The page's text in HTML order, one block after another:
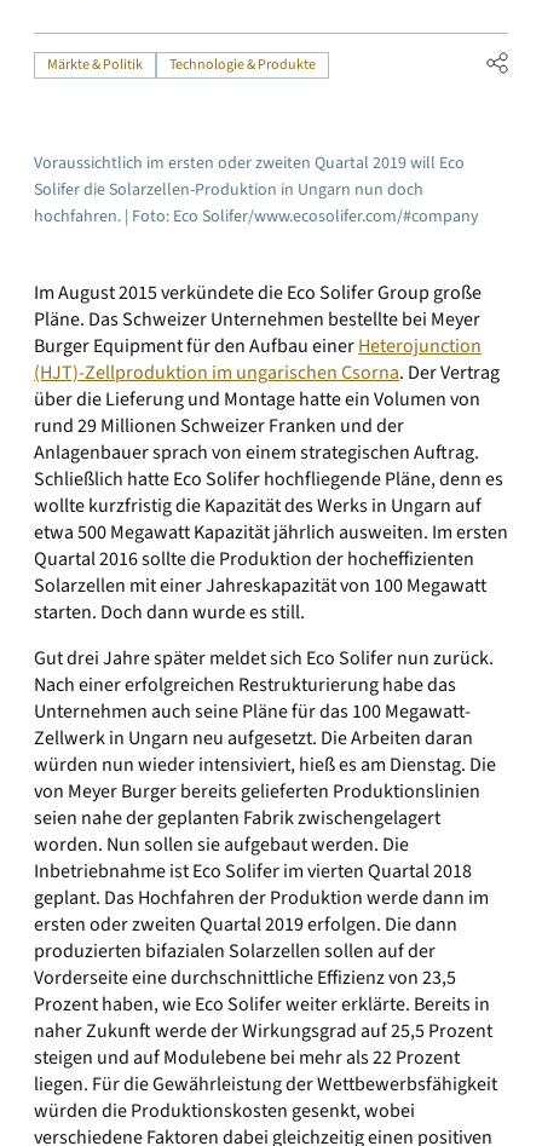
Märkte & Politik Technologie & Produkte
Voraussichtlich im ersten oder zweiten Quartal 2019 will Eco
Solifer die Solarzellen-Produktion in Ungarn nun doch
hochfahren. | Foto: Eco Solifer/www.ecosolifer.com/#company
Im August 2015 verkündete die Eco Solifer Group große
Pläne. Das Schweizer Unternehmen bestellte bei Meyer
Burger Equipment für den Aufbau einerHeterojunction
(HJT)-Zellproduktion im ungarischen Csorna. Der Vertrag
über die Lieferung und Montage hatte ein Volumen von
rund 29 Millionen Schweizer Franken und der
Anlagenbauer sprach von einem strategischen Auftrag.
Schließlich hatte Eco Solifer hochfliegende Pläne, denn es
wollte kurzfristig die Kapazität des Werks in Ungarn auf
etwa 500 Megawatt Kapazität jährlich ausweiten. Im ersten
Quartal 2016 sollte die Produktion der hocheffizienten
Solarzellen mit einer Jahreskapazität von 100 Megawatt
starten. Doch dann wurde es still.
Gut drei Jahre später meldet sich Eco Solifer nun zurück.
Nach einer erfolgreichen Restrukturierung habe das
Unternehmen auch seine Pläne für das 100 Megawatt-
Zellwerk in Ungarn neu aufgesetzt. Die Arbeiten daran
würden nun wieder intensiviert, hieß es am Dienstag. Die
von Meyer Burger bereits gelieferten Produktionslinien
seien nahe der geplanten Fabrik zwischengelagert
worden. Nun sollen sie aufgebaut werden. Die
Inbetriebnahme ist Eco Solifer im vierten Quartal 2018
geplant. Das Hochfahren der Produktion werde dann im
ersten oder zweiten Quartal 2019 erfolgen. Die dann
produzierten bifazialen Solarzellen sollen auf der
Vorderseite eine durchschnittliche Effizienz von 23,5
Prozent haben, wie Eco Solifer weiter erklärte. Bereits in
naher Zukunft werde der Wirkungsgrad auf 25,5 Prozent
steigen und auf Modulebene bei mehr als 22 Prozent
liegen. Für die Gewährleistung der Wettbewerbsfähigkeit
würden die Produktionskosten gesenkt, wobei
verschiedene Faktoren dabei gleichzeitig einen positiven